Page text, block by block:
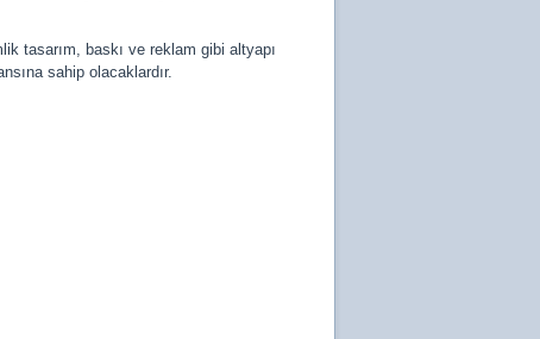
tasarım, baskı ve reklam gibi altyapı
sahip olacaklardır.